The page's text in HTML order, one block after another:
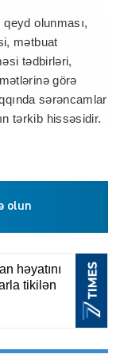
olunması,
mətbuat
tədbirləri,
görə
sərəncamlar
tərkib hissəsidir.
olun